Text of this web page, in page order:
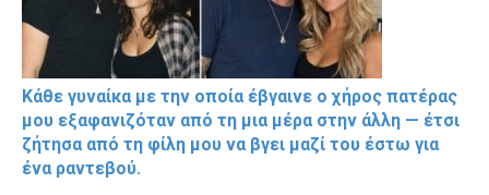
Κάθε γυναίκα με την οποία έβγαινε ο χήρος πατέρας
μου εξαφανιζόταν από τη μια μέρα στην άλλη — έτσι
ζήτησα από τη φίλη μου να βγει μαζί του έστω για
ένα ραντεβού.